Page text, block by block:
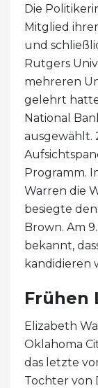
Die
Mitglied ihrer
und
Rutgers
mehreren
gelehrt
National
ausgewählt.
Programm.
Warren die
besiegte
Brown. Am
bekannt,
kandidieren
Frühen
Elizabeth
Oklahoma
das letzte
Tochter von